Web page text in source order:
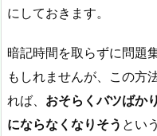
にしておきます。
暗記時間を取らずに問題
もしれませんが、この方
れば、 おそらくバツばか
にならなくなりそう とい